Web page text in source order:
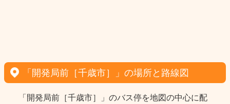
「開発局前［千歳市］」の場所と路線図
「開発局前［千歳市］」のバス停を地図の中心に配